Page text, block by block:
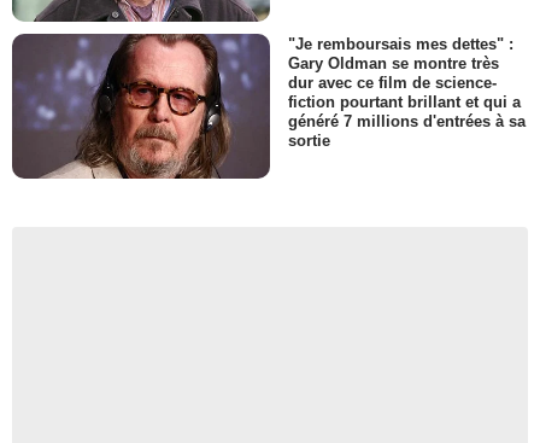
"Je remboursais mes dettes" :
Gary Oldman se montre très
dur avec ce film de science-
fiction pourtant brillant et qui a
généré 7 millions d'entrées à sa
sortie